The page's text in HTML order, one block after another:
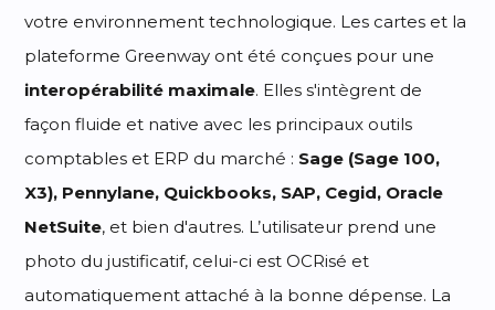
votre environnement technologique. Les cartes et la
plateforme Greenway ont été conçues pour une
interopérabilité maximale. Elles s'intègrent de
façon fluide et native avec les principaux outils
comptables et ERP du marché : Sage (Sage 100,
X3), Pennylane, Quickbooks, SAP, Cegid, Oracle
NetSuite, et bien d'autres. L’utilisateur prend une
photo du justificatif, celui-ci est OCRisé et
automatiquement attaché à la bonne dépense. La